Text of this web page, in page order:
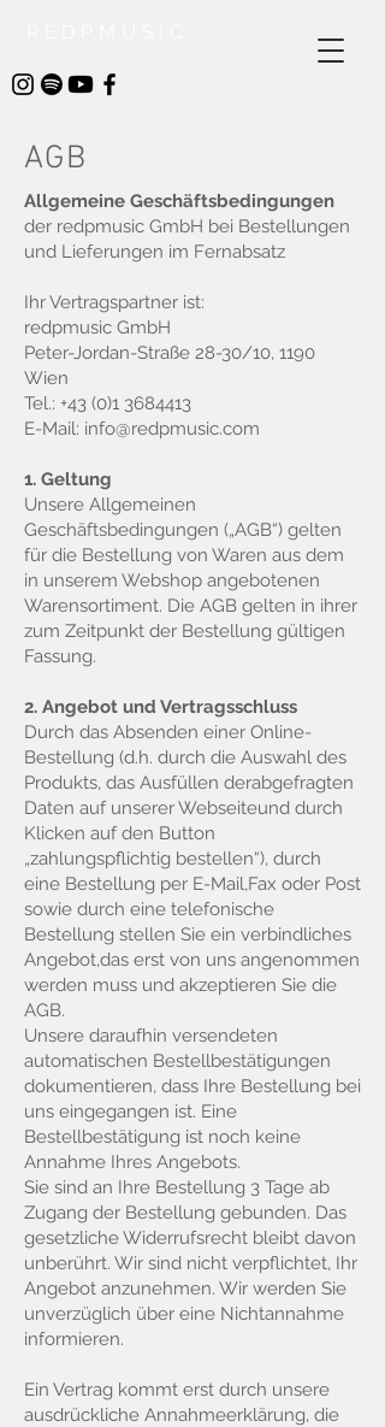
AGB
Allgemeine Geschäftsbedingungen
der redpmusic GmbH bei Bestellungen
und Lieferungen im Fernabsatz
Ihr Vertragspartner ist:
redpmusic GmbH
Peter-Jordan-Straße 28-30/10, 1190
Wien
Tel.: +43 (0)1 3684413
E-Mail: info@redpmusic.com
1. Geltung
Unsere Allgemeinen
Geschäftsbedingungen („AGB“) gelten
für die Bestellung von Waren aus dem
in unserem Webshop angebotenen
Warensortiment. Die AGB gelten in ihrer
zum Zeitpunkt der Bestellung gültigen
Fassung.
2. Angebot und Vertragsschluss
Durch das Absenden einer Online-
Bestellung (d.h. durch die Auswahl des
Produkts, das Ausfüllen derabgefragten
Daten auf unserer Webseiteund durch
Klicken auf den Button
„zahlungspflichtig bestellen“), durch
eine Bestellung per E-Mail,Fax oder Post
sowie durch eine telefonische
Bestellung stellen Sie ein verbindliches
Angebot,das erst von uns angenommen
werden muss und akzeptieren Sie die
AGB.
Unsere daraufhin versendeten
automatischen Bestellbestätigungen
dokumentieren, dass Ihre Bestellung bei
uns eingegangen ist. Eine
Bestellbestätigung ist noch keine
Annahme Ihres Angebots.
Sie sind an Ihre Bestellung 3 Tage ab
Zugang der Bestellung gebunden. Das
gesetzliche Widerrufsrecht bleibt davon
unberührt. Wir sind nicht verpflichtet, Ihr
Angebot anzunehmen. Wir werden Sie
unverzüglich über eine Nichtannahme
informieren.
Ein Vertrag kommt erst durch unsere
ausdrückliche Annahmeerklärung, die